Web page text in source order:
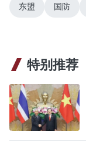
东盟 国防
特别推荐